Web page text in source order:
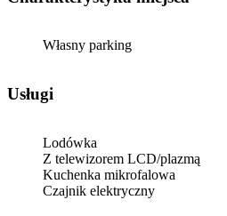
Własny parking
Usługi
Lodówka
Z telewizorem LCD/plazmą
Kuchenka mikrofalowa
Czajnik elektryczny